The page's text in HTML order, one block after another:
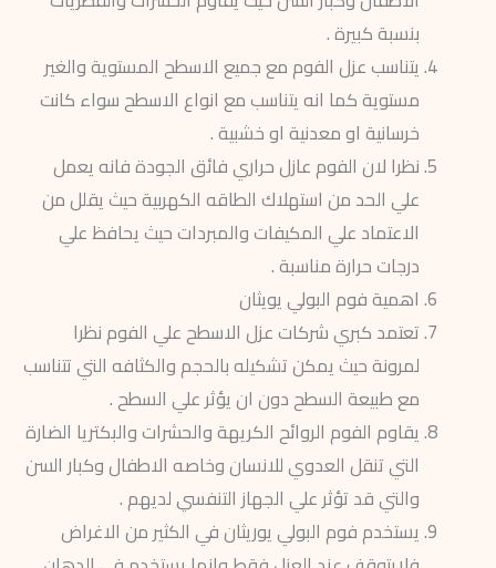
بنسبة كبيرة .
يتناسب عزل الفوم مع جميع الاسطح المستوية والغير
مستوية كما انه يتناسب مع انواع الاسطح سواء كانت
خرسانية او معدنية او خشبية .
نظرا لان الفوم عازل حراري فائق الجودة فانه يعمل
علي الحد من استهلاك الطاقه الكهربية حيث يقلل من
الاعتماد علي المكيفات والمبردات حيث يحافظ علي
درجات حرارة مناسبة .
اهمية فوم البولي يويثان
تعتمد كبري شركات عزل الاسطح علي الفوم نظرا
لمرونة حيث يمكن تشكيله بالحجم والكثافه التي تتناسب
مع طبيعة السطح دون ان يؤثر علي السطح .
يقاوم الفوم الروائح الكريهة والحشرات والبكتريا الضارة
التي تنقل العدوي للانسان وخاصه الاطفال وكبار السن
والتي قد تؤثر علي الجهاز التنفسي لديهم .
يستخدم فوم البولي يوريثان في الكثير من الاغراض